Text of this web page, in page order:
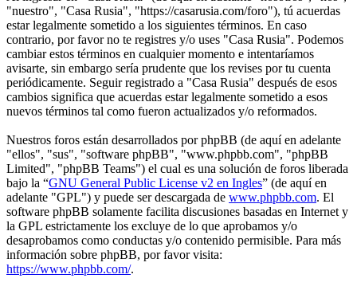
"nuestro", "Casa Rusia", "https://casarusia.com/foro"), tú acuerdas
estar legalmente sometido a los siguientes términos. En caso
contrario, por favor no te registres y/o uses "Casa Rusia". Podemos
cambiar estos términos en cualquier momento e intentaríamos
avisarte, sin embargo sería prudente que los revises por tu cuenta
periódicamente. Seguir registrado a "Casa Rusia" después de esos
cambios significa que acuerdas estar legalmente sometido a esos
nuevos términos tal como fueron actualizados y/o reformados.
Nuestros foros están desarrollados por phpBB (de aquí en adelante
"ellos", "sus", "software phpBB", "www.phpbb.com", "phpBB
Limited", "phpBB Teams") el cual es una solución de foros liberada
bajo la “GNU General Public License v2 en Ingles” (de aquí en
adelante "GPL") y puede ser descargada de www.phpbb.com. El
software phpBB solamente facilita discusiones basadas en Internet y
la GPL estrictamente los excluye de lo que aprobamos y/o
desaprobamos como conductas y/o contenido permisible. Para más
información sobre phpBB, por favor visita:
https://www.phpbb.com/.